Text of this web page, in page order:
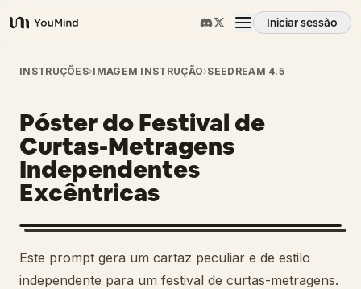
YouMind
Iniciar sessão
Visão geral
Casos de uso
Habilidades
Prompts
Preços
INSTRUÇÕES›IMAGEM INSTRUÇÃO›SEEDREAM 4.5
Póster do Festival de
Curtas-Metragens
Independentes
Excêntricas
Este prompt gera um cartaz peculiar e de estilo
independente para um festival de curtas-metragens.